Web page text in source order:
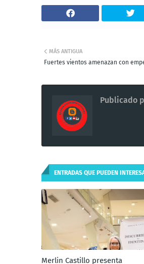
MÁS ANTIGUA
Fuertes vientos amenazan con
Publicado
ENTRADAS QUE PUEDEN
Merlin Castillo presenta